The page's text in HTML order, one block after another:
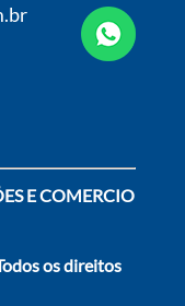
E COMERCIO
os direitos